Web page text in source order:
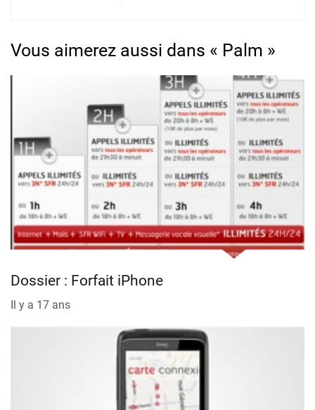
Vous aimerez aussi dans « Palm »
Dossier : Forfait iPhone
Il y a 17 ans